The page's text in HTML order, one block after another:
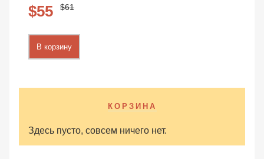
55 61
В корзину
КОРЗИНА
Здесь пусто, совсем ничего нет.